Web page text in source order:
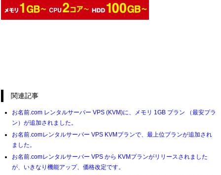
関連記事
お名前.com レンタルサーバー VPS (KVM)に、メモリ 1GB プラン （最安プラ
ン）が追加されました。
お名前.comレンタルサーバー VPS KVMプランで、最上位プランが追加され
ました。
お名前.comレンタルサーバー VPS から KVMプランがリリースされました
が、いきなり機能アップ、価格改定です。